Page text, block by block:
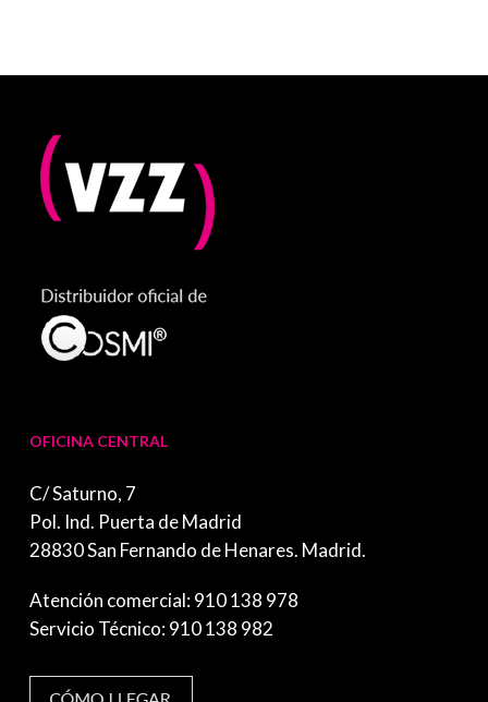
OFICINA CENTRAL
C/ Saturno, 7
Pol. Ind. Puerta de Madrid
28830 San Fernando de Henares. Madrid.
Atención comercial: 910 138 978
Servicio Técnico: 910 138 982